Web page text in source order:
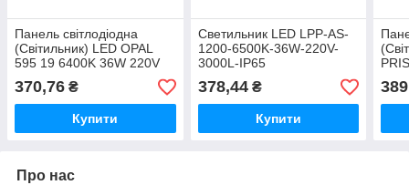
Панель світлодіодна
(Світильник) LED OPAL
595 19 6400K 36W 220V
3000L
370,76 ₴
Купити
Светильник LED LPP-AS-
1200-6500K-36W-220V-
3000L-IP65
378,44₴
Купити
Про нас